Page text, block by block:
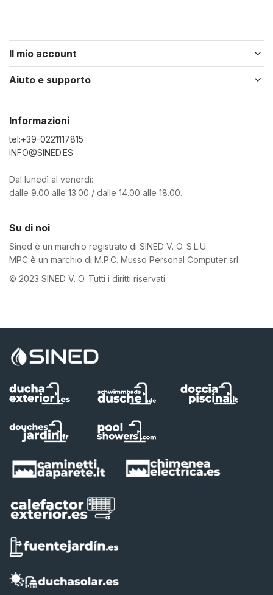
Il mio account
Aiuto e supporto
Informazioni
tel:+39-0221117815
INFO@SINED.ES
Dal lunedì al venerdì:
dalle 9.00 alle 13.00 / dalle 14.00 alle 18.00.
Su di noi
Sined è un marchio registrato di SINED V. O. S.L.U.
MPC è un marchio di M.P.C. Musso Personal Computer srl
© 2023 SINED V. O. Tutti i diritti riservati